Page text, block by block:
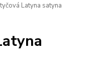
Latyna satyna